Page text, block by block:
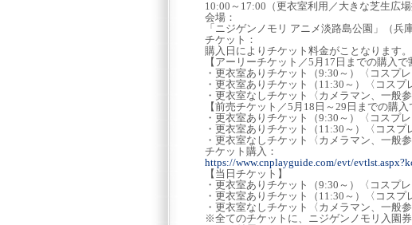
10:00～17:00（更衣室利用／大きな芝生広場
会場：
「ニジゲンノモリ アニメ淡路島公園」（兵
チケット：
購入日によりチケット料金がことなります。
【アーリーチケット／5月17日までの購入で
・更衣室ありチケット（9:30～）〈コスプ
・更衣室ありチケット（11:30～）〈コスプ
・更衣室なしチケット〈カメラマン、一般
【前売チケット／5月18日～29日までの購入
・更衣室ありチケット（9:30～）〈コスプ
・更衣室ありチケット（11:30～）〈コスプ
・更衣室なしチケット〈カメラマン、一般
チケット購入：
https://www.cnplayguide.com/evt/
【当日チケット】
・更衣室ありチケット（9:30～）〈コスプ
・更衣室ありチケット（11:30～）〈コスプ
・更衣室なしチケット〈カメラマン、一般
※全てのチケットに、ニジゲンノモリ入園